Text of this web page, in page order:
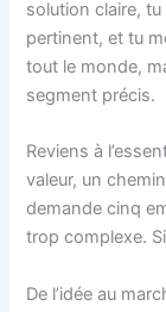
solution claire,
pertinent, et tu
tout le monde,
segment précis.
Reviens à
valeur, un
demande cinq
trop complexe.
De l’idée au